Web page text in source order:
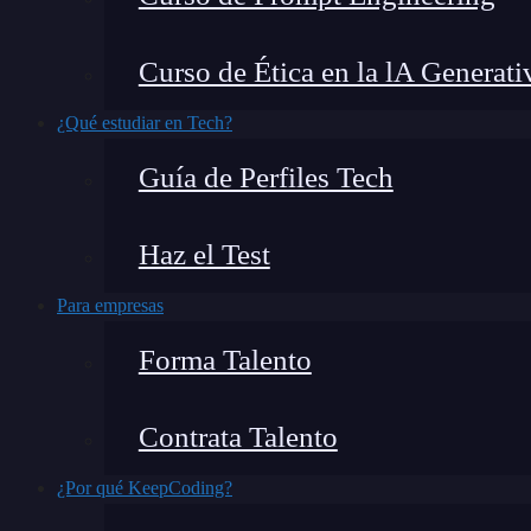
Curso de Ética en la lA
¿Qué estudiar en Tech?
Guía de Perfiles Tech
Haz el Test
Para empresas
Forma Talento
Contrata Talento
¿Por qué KeepCoding?